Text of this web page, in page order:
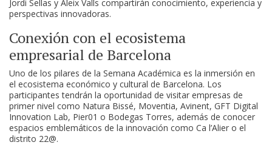
Jordi Sellas y Aleix Valls compartirán conocimiento, experiencia y
perspectivas innovadoras.
Conexión con el ecosistema
empresarial de Barcelona
Uno de los pilares de la Semana Académica es la inmersión en
el ecosistema económico y cultural de Barcelona. Los
participantes tendrán la oportunidad de visitar empresas de
primer nivel como Natura Bissé, Moventia, Avinent, GFT Digital
Innovation Lab, Pier01 o Bodegas Torres, además de conocer
espacios emblemáticos de la innovación como Ca l’Alier o el
distrito 22@.